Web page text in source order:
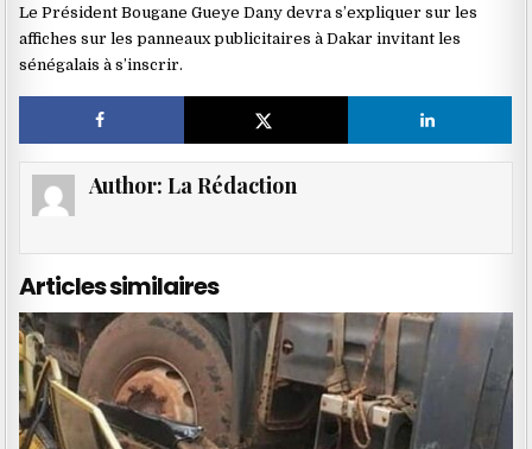
Le Président Bougane Gueye Dany devra s’expliquer sur les
affiches sur les panneaux publicitaires à Dakar invitant les
sénégalais à s’inscrir.
Author: La Rédaction
Articles similaires